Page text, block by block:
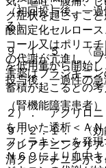
ク症状を起こすこ
酸固定化セルロー
コール又はポリエ
の代謝が亢進し、
害薬はブラジキニ
蓄積が起こるとの
２）． アクリロニ
を用いた透析＜Ａ
フィラキシーを発
Ｎ６９により血中
（初回投与後、一
る）。
９．１．５． 〈高
を低用量から開始
投与後、一過性の
（腎機能障害患者）
９．２．１． 〈効
クレアチニンクリ
清クレアチニンが